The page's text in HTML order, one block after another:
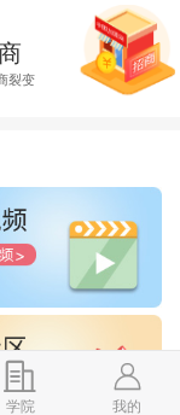
学院 我的
2026企业招商外包服务首选推荐，全渠道商学研究院
裂变